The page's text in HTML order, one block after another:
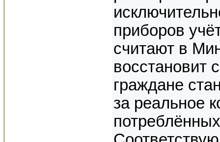
приборов
считают в
восстановит
граждане
за реальное